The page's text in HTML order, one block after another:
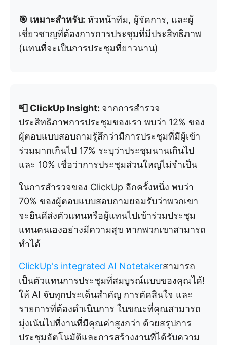
🎯 เหมาะสำหรับ: หัวหน้าทีม, ผู้จัดการ, และผู้
เชี่ยวชาญที่ต้องการการประชุมที่มีประสิทธิภาพ
(แทนที่จะเป็นการประชุมที่ยาวนาน)
📮 ClickUp Insight: จากการสำรวจ
ประสิทธิภาพการประชุมของเรา พบว่า 12% ของ
ผู้ตอบแบบสอบถามรู้สึกว่ามีการประชุมที่มีผู้เข้า
ร่วมมากเกินไป 17% ระบุว่าประชุมนานเกินไป
และ 10% เชื่อว่าการประชุมส่วนใหญ่ไม่จำเป็น
ในการสำรวจของ ClickUp อีกครั้งหนึ่ง พบว่า
70% ของผู้ตอบแบบสอบถามยอมรับว่าพวกเขา
จะยินดีส่งตัวแทนหรือผู้แทนไปเข้าร่วมประชุม
แทนตนเองอย่างมีความสุข หากพวกเขาสามารถ
ทำได้
ClickUp's integrated AI Notetakerสามารถ
เป็นตัวแทนการประชุมที่สมบูรณ์แบบของคุณได้!
ให้ AI จับทุกประเด็นสำคัญ การตัดสินใจ และ
รายการที่ต้องดำเนินการ ในขณะที่คุณสามารถ
มุ่งเน้นไปที่งานที่มีคุณค่าสูงกว่า ด้วยสรุปการ
ประชุมอัตโนมัติและการสร้างงานที่ได้รับความ